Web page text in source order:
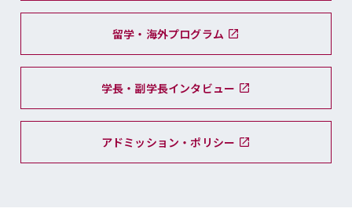
留学・海外プログラム
学長・副学長インタビュー
アドミッション・ポリシー